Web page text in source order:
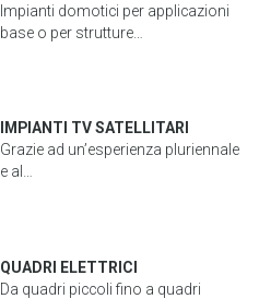
Impianti domotici per applicazioni
base o per strutture…
IMPIANTI TV SATELLITARI
Grazie ad un’esperienza pluriennale
e al…
QUADRI ELETTRICI
Da quadri piccoli fino a quadri